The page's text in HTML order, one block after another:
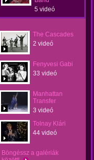
5 videó
The Cascades
2 videó
Fenyvesi Gabi
33 videó
Manhattan
Transfer
3 videó
Tolnay Klári
44 videó
Böngéssz a galériák